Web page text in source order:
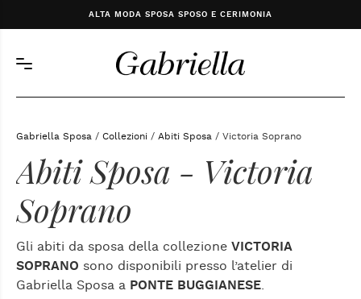
ALTA MODA SPOSA SPOSO E CERIMONIA
Gabriella Sposa / Collezioni / Abiti Sposa / Victoria Soprano
Abiti Sposa - Victoria
Soprano
Gli abiti da sposa della collezione VICTORIA
SOPRANO sono disponibili presso l’atelier di
Gabriella Sposa a PONTE BUGGIANESE